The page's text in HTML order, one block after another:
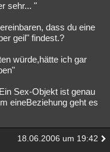
sehr... "
dass du eine
geil" findest.?
würde,hätte ich gar
Sex-Objekt ist genau
eineBeziehung geht es
18.06.2006 um 19:42